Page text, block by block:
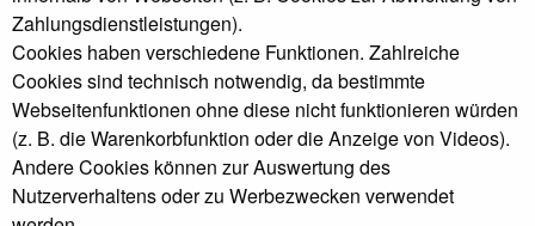
Zahlungsdienstleistungen).
Cookies haben verschiedene Funktionen. Zahlreiche
Cookies sind technisch notwendig, da bestimmte
Webseitenfunktionen ohne diese nicht funktionieren würden
(z. B. die Warenkorbfunktion oder die Anzeige von Videos).
Andere Cookies können zur Auswertung des
Nutzerverhaltens oder zu Werbezwecken verwendet